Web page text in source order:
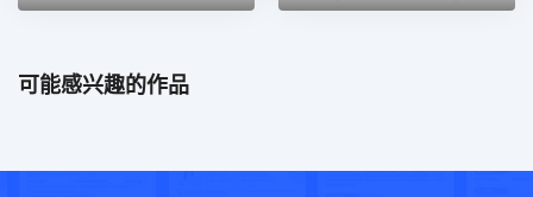
可能感兴趣的作品